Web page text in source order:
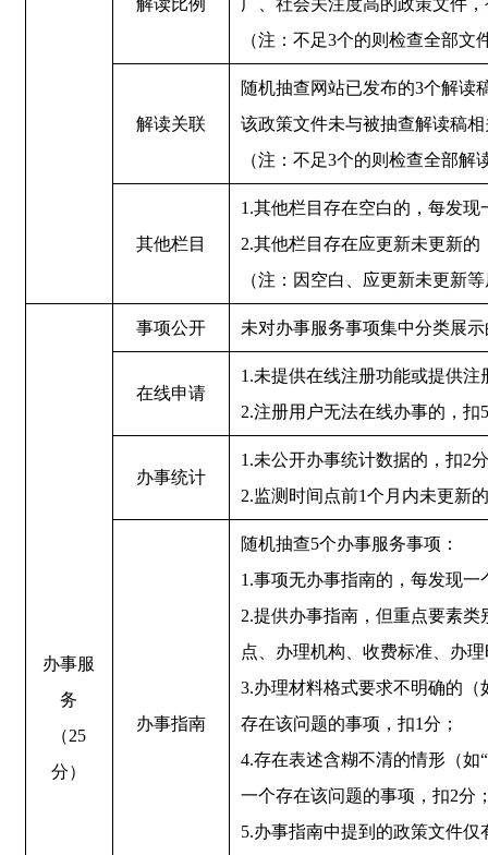
解读比例
广、社会关注度高的政策文件
（注：不足3个的则检查全部文
解读关联
随机抽查网站已发布的3个解读
该政策文件未与被抽查解读稿
（注：不足3个的则检查全部解
其他栏目
1.其他栏目存在空白的，每发现
2.其他栏目存在应更新未更新的
（注：因空白、应更新未更新
办事服
务
（25
分）
事项公开 未对办事服务事项集中分类展
在线申请
1.未提供在线注册功能或提供
2.注册用户无法在线办事的，扣
办事统计
1.未公开办事统计数据的，扣2
2.监测时间点前1个月内未更新
办事指南
随机抽查5个办事服务事项：
1.事项无办事指南的，每发现一
2.提供办事指南，但重点要素
点、办理机构、收费标准、办
3.办理材料格式要求不明确的
存在该问题的事项，扣1分；
4.存在表述含糊不清的情形（
一个存在该问题的事项，扣2分
5.办事指南中提到的政策文件